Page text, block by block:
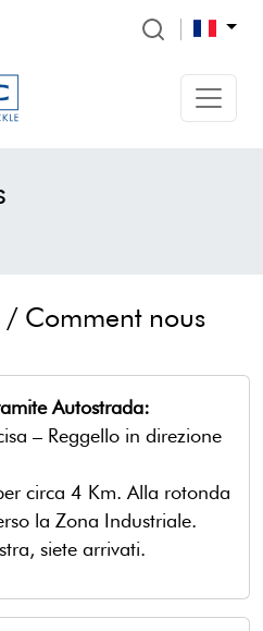
Comment nous
Autostrada:
– Reggello in direzione
circa 4 Km. Alla rotonda
la Zona Industriale.
siete arrivati.